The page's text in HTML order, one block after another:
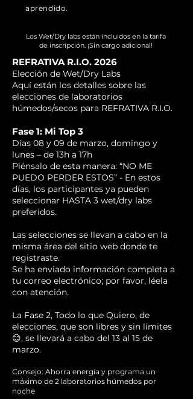
aprendido.
Los Wet/Dry labs están incluidos en la tarifa
de inscripción. ¡Sin cargo adicional!
REFRATIVA R.I.O. 2026
Elección de Wet/Dry Labs
Aquí están los detalles sobre las
elecciones de laboratorios
húmedos/secos para REFRATIVA R.I.O.
Fase 1: Mi Top 3
Días 08 y 09 de marzo, domingo y
lunes – de 13h a 17h
Piénsalo de esta manera: “NO ME
PUEDO PERDER ESTOS” - En estos
días, los participantes ya pueden
seleccionar HASTA 3 wet/dry labs
preferidos.
Las selecciones se llevan a cabo en la
misma área del sitio web donde te
registraste.
Se ha enviado información completa a
tu correo electrónico; por favor, léela
con atención.
La Fase 2, Todo lo que Quiero, de
elecciones, que son libres y sin límites
😊, se llevará a cabo del 13 al 15 de
marzo.
Consejo: Ahorra energía y programa un
máximo de 2 laboratorios húmedos por
noche